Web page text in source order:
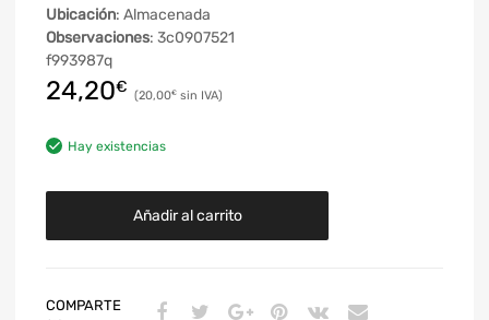
Ubicación: Almacenada
Observaciones: 3c0907521
f993987q
24,20€ 20,00€
Hay existencias
Añadir al carrito
COMPARTE